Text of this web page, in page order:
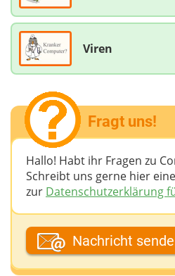
Viren
Fragt uns!
Hallo! Habt ihr Fragen zu
Schreibt uns gerne hier
zur Datenschutzerklärung
Dein Fantasiename
Nachricht